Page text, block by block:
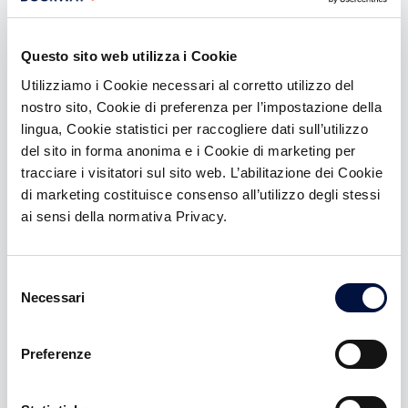
Questo sito web utilizza i Cookie
Utilizziamo i Cookie necessari al corretto utilizzo del
nostro sito, Cookie di preferenza per l’impostazione della
lingua, Cookie statistici per raccogliere dati sull’utilizzo
del sito in forma anonima e i Cookie di marketing per
tracciare i visitatori sul sito web. L’abilitazione dei Cookie
di marketing costituisce consenso all’utilizzo degli stessi
ai sensi della normativa Privacy.
delNecessari
Preferenze
Il ruolo del lead investor e del
co-investitore
Quando una startup raccoglie un round di finanziamento,
non tutti gli investitori svolgono lo stesso ruolo. La
distinzione fondamentale è quella tra lead investor e co-
investitore: due figure con responsabilità, diritti e modalità
operative molto diverse, che insieme compongono la
struttura tipica di un round early-stage.